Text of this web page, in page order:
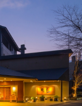
상
오
의